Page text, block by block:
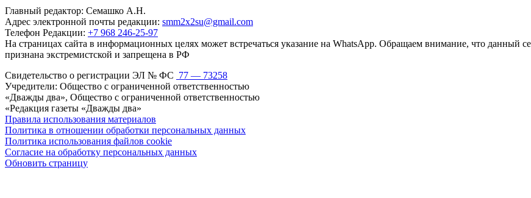
Главный редактор: Семашко А.Н.
Адрес электронной почты редакции: smm2x2su@gmail.com
Телефон Редакции: +7 968 246-25-97
На страницах сайта в информационных целях может встречаться указание на WhatsApp. Обращаем внимание, что данный
признана экстремистской и запрещена в РФ
Свидетельство о регистрации ЭЛ № ФС 77 — 73258
Учредители: Общество с ограниченной ответственностью
«Дважды два», Общество с ограниченной ответственностью
«Редакция газеты «Дважды два»
Правила использования материалов
Политика в отношении обработки персональных данных
Политика использования файлов cookie
Согласие на обработку персональных данных
Обновить страницу